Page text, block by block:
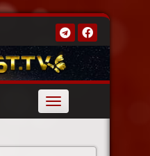
Toggle
navigation